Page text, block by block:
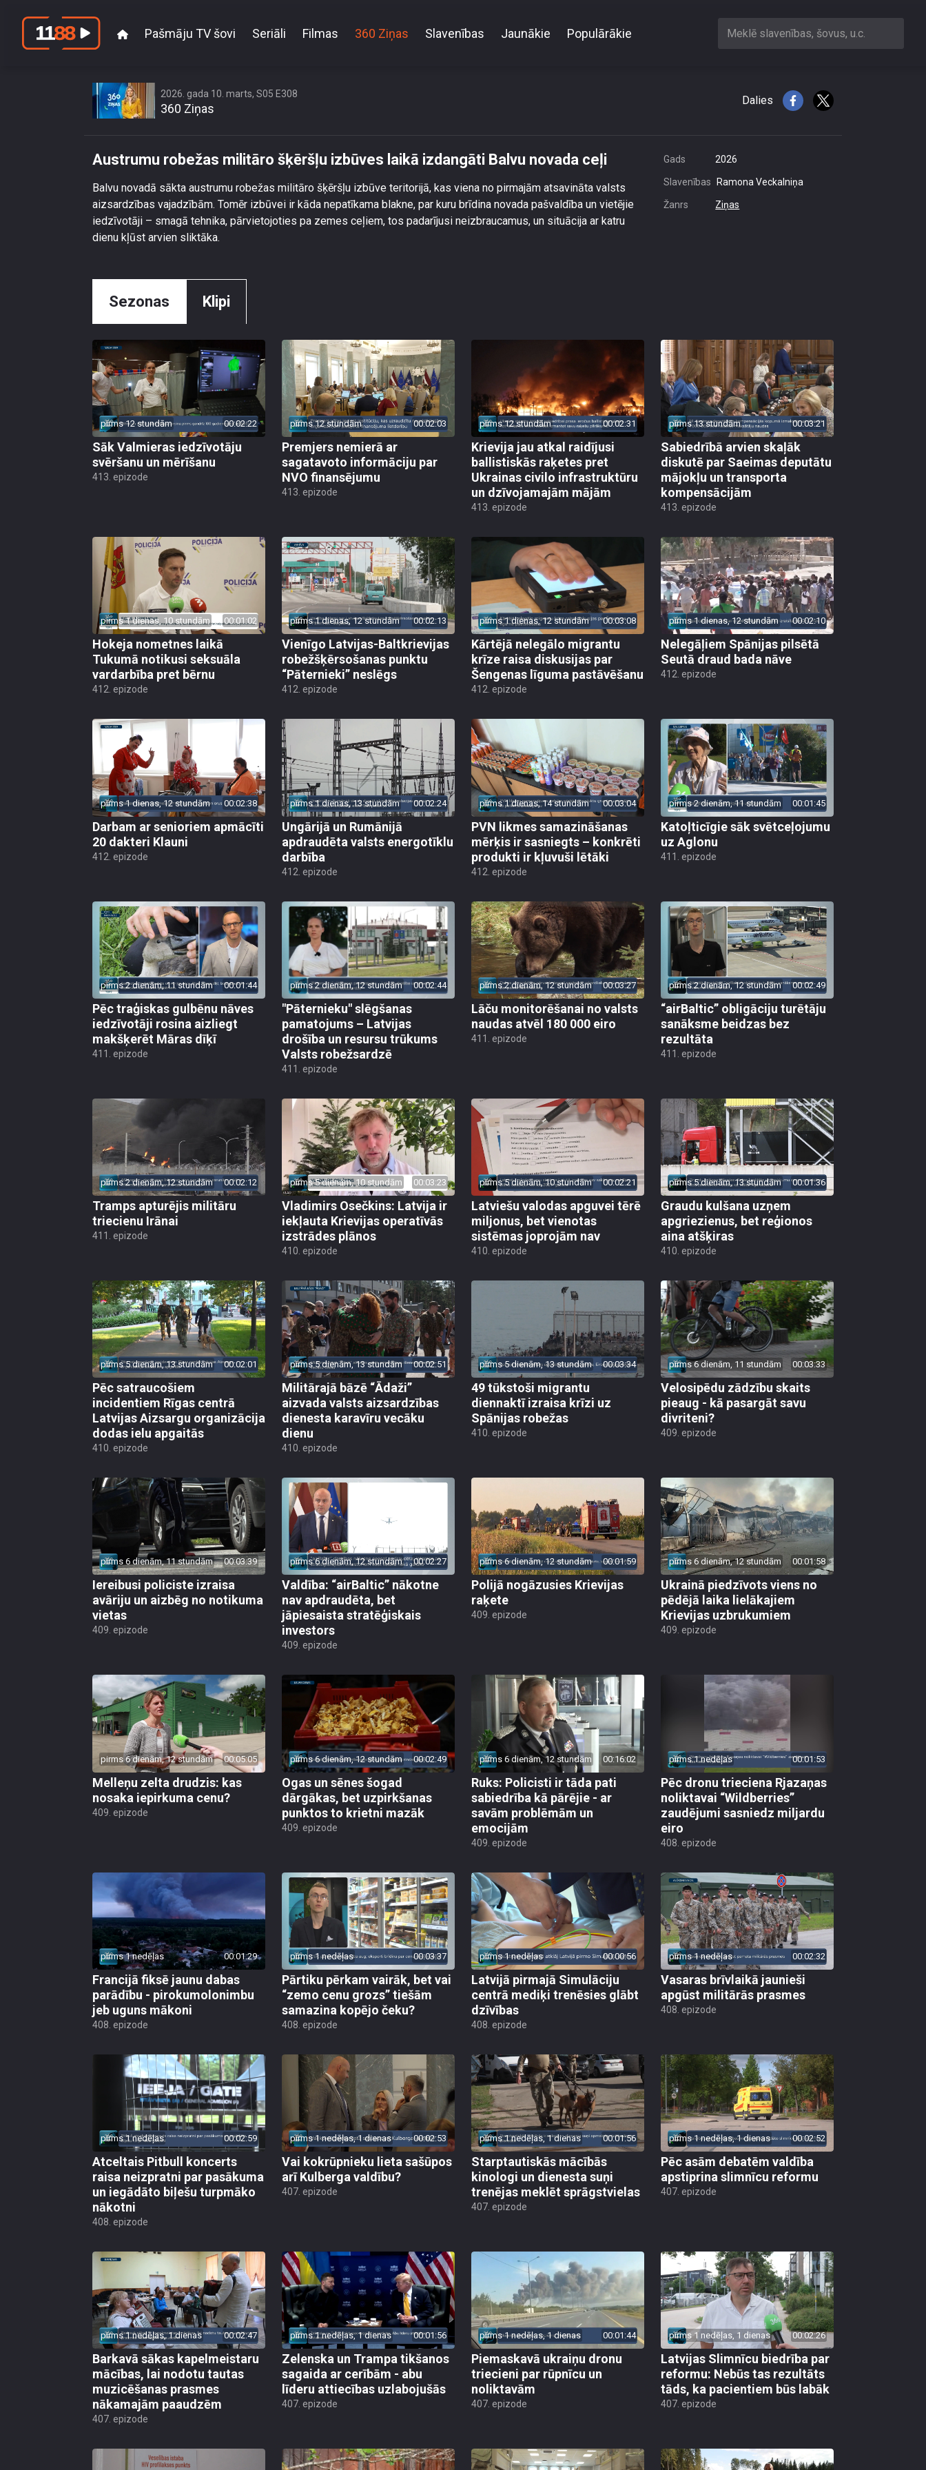
Pašmāju TV šovi Seriāli Filmas 360 Ziņas Slavenības Jaunākie Populārākie Meklē slavenības, šovus, u.c.
2026. gada 10. marts, S05 E308
360 Ziņas
Dalies
Austrumu robežas militāro šķēršļu izbūves laikā izdangāti Balvu novada ceļi
Balvu novadā sākta austrumu robežas militāro šķēršļu izbūve teritorijā, kas viena no pirmajām atsavināta valsts
aizsardzības vajadzībām. Tomēr izbūvei ir kāda nepatīkama blakne, par kuru brīdina novada pašvaldība un vietējie
iedzīvotāji – smagā tehnika, pārvietojoties pa zemes ceļiem, tos padarījusi neizbraucamus, un situācija ar katru
dienu kļūst arvien sliktāka.
Gads 2026
Slavenības Ramona Veckalniņa
Žanrs Ziņas
Sezonas Klipi
pirms 12 stundām 00:02:22
Sāk Valmieras iedzīvotāju
svēršanu un mērīšanu
413. epizode
pirms 12 stundām 00:02:03
Premjers nemierā ar
sagatavoto informāciju par
NVO finansējumu
413. epizode
pirms 12 stundām 00:02:31
Krievija jau atkal raidījusi
ballistiskās raķetes pret
Ukrainas civilo infrastruktūru
un dzīvojamajām mājām
413. epizode
pirms 13 stundām 00:03:21
Sabiedrībā arvien skaļāk
diskutē par Saeimas deputātu
mājokļu un transporta
kompensācijām
413. epizode
pirms 1 dienas, 10 stundām 00:01:02
Hokeja nometnes laikā
Tukumā notikusi seksuāla
vardarbība pret bērnu
412. epizode
pirms 1 dienas, 12 stundām 00:02:13
Vienīgo Latvijas-Baltkrievijas
robežšķērsošanas punktu
“Pāternieki” neslēgs
412. epizode
pirms 1 dienas, 12 stundām 00:03:08
Kārtējā nelegālo migrantu
krīze raisa diskusijas par
Šengenas līguma pastāvēšanu
412. epizode
pirms 1 dienas, 12 stundām 00:02:10
Nelegāļiem Spānijas pilsētā
Seutā draud bada nāve
412. epizode
pirms 1 dienas, 12 stundām 00:02:38
Darbam ar senioriem apmācīti
20 dakteri Klauni
412. epizode
pirms 1 dienas, 13 stundām 00:02:24
Ungārijā un Rumānijā
apdraudēta valsts energotīklu
darbība
412. epizode
pirms 1 dienas, 14 stundām 00:03:04
PVN likmes samazināšanas
mērķis ir sasniegts – konkrēti
produkti ir kļuvuši lētāki
412. epizode
pirms 2 dienām, 11 stundām 00:01:45
Katoļticīgie sāk svētceļojumu
uz Aglonu
411. epizode
pirms 2 dienām, 11 stundām 00:01:44
Pēc traģiskas gulbēnu nāves
iedzīvotāji rosina aizliegt
makšķerēt Māras dīķī
411. epizode
pirms 2 dienām, 12 stundām 00:02:44
"Pāternieku" slēgšanas
pamatojums – Latvijas
drošība un resursu trūkums
Valsts robežsardzē
411. epizode
pirms 2 dienām, 12 stundām 00:03:27
Lāču monitorēšanai no valsts
naudas atvēl 180 000 eiro
411. epizode
pirms 2 dienām, 12 stundām 00:02:49
“airBaltic” obligāciju turētāju
sanāksme beidzas bez
rezultāta
411. epizode
pirms 2 dienām, 12 stundām 00:02:12
Tramps apturējis militāru
triecienu Irānai
411. epizode
pirms 5 dienām, 10 stundām 00:03:23
Vladimirs Osečkins: Latvija ir
iekļauta Krievijas operatīvās
izstrādes plānos
410. epizode
pirms 5 dienām, 10 stundām 00:02:21
Latviešu valodas apguvei tērē
miljonus, bet vienotas
sistēmas joprojām nav
410. epizode
pirms 5 dienām, 13 stundām 00:01:36
Graudu kulšana uzņem
apgriezienus, bet reģionos
aina atšķiras
410. epizode
pirms 5 dienām, 13 stundām 00:02:01
Pēc satraucošiem
incidentiem Rīgas centrā
Latvijas Aizsargu organizācija
dodas ielu apgaitās
410. epizode
pirms 5 dienām, 13 stundām 00:02:51
Militārajā bāzē “Ādaži”
aizvada valsts aizsardzības
dienesta karavīru vecāku
dienu
410. epizode
pirms 5 dienām, 13 stundām 00:03:34
49 tūkstoši migrantu
diennaktī izraisa krīzi uz
Spānijas robežas
410. epizode
pirms 6 dienām, 11 stundām 00:03:33
Velosipēdu zādzību skaits
pieaug - kā pasargāt savu
divriteni?
409. epizode
pirms 6 dienām, 11 stundām 00:03:39
Iereibusi policiste izraisa
avāriju un aizbēg no notikuma
vietas
409. epizode
pirms 6 dienām, 12 stundām 00:02:27
Valdība: “airBaltic” nākotne
nav apdraudēta, bet
jāpiesaista stratēģiskais
investors
409. epizode
pirms 6 dienām, 12 stundām 00:01:59
Polijā nogāzusies Krievijas
raķete
409. epizode
pirms 6 dienām, 12 stundām 00:01:58
Ukrainā piedzīvots viens no
pēdējā laika lielākajiem
Krievijas uzbrukumiem
409. epizode
pirms 6 dienām, 12 stundām 00:05:05
Melleņu zelta drudzis: kas
nosaka iepirkuma cenu?
409. epizode
pirms 6 dienām, 12 stundām 00:02:49
Ogas un sēnes šogad
dārgākas, bet uzpirkšanas
punktos to krietni mazāk
409. epizode
pirms 6 dienām, 12 stundām 00:16:02
Ruks: Policisti ir tāda pati
sabiedrība kā pārējie - ar
savām problēmām un
emocijām
409. epizode
pirms 1 nedēļas 00:01:53
Pēc dronu trieciena Rjazaņas
noliktavai “Wildberries”
zaudējumi sasniedz miljardu
eiro
408. epizode
pirms 1 nedēļas 00:01:29
Francijā fiksē jaunu dabas
parādību - pirokumolonimbu
jeb uguns mākoni
408. epizode
pirms 1 nedēļas 00:03:37
Pārtiku pērkam vairāk, bet vai
“zemo cenu grozs” tiešām
samazina kopējo čeku?
408. epizode
pirms 1 nedēļas 00:00:56
Latvijā pirmajā Simulāciju
centrā mediķi trenēsies glābt
dzīvības
408. epizode
pirms 1 nedēļas 00:02:32
Vasaras brīvlaikā jaunieši
apgūst militārās prasmes
408. epizode
pirms 1 nedēļas 00:02:59
Atceltais Pitbull koncerts
raisa neizpratni par pasākuma
un iegādāto biļešu turpmāko
nākotni
408. epizode
pirms 1 nedēļas, 1 dienas 00:02:53
Vai kokrūpnieku lieta sašūpos
arī Kulberga valdību?
407. epizode
pirms 1 nedēļas, 1 dienas 00:01:56
Starptautiskās mācībās
kinologi un dienesta suņi
trenējas meklēt sprāgstvielas
407. epizode
pirms 1 nedēļas, 1 dienas 00:02:52
Pēc asām debatēm valdība
apstiprina slimnīcu reformu
407. epizode
pirms 1 nedēļas, 1 dienas 00:02:47
Barkavā sākas kapelmeistaru
mācības, lai nodotu tautas
muzicēšanas prasmes
nākamajām paaudzēm
407. epizode
pirms 1 nedēļas, 1 dienas 00:01:56
Zelenska un Trampa tikšanos
sagaida ar cerībām - abu
līderu attiecības uzlabojušās
407. epizode
pirms 1 nedēļas, 1 dienas 00:01:44
Piemaskavā ukraiņu dronu
triecieni par rūpnīcu un
noliktavām
407. epizode
pirms 1 nedēļas, 1 dienas 00:02:26
Latvijas Slimnīcu biedrība par
reformu: Nebūs tas rezultāts
tāds, ka pacientiem būs labāk
407. epizode